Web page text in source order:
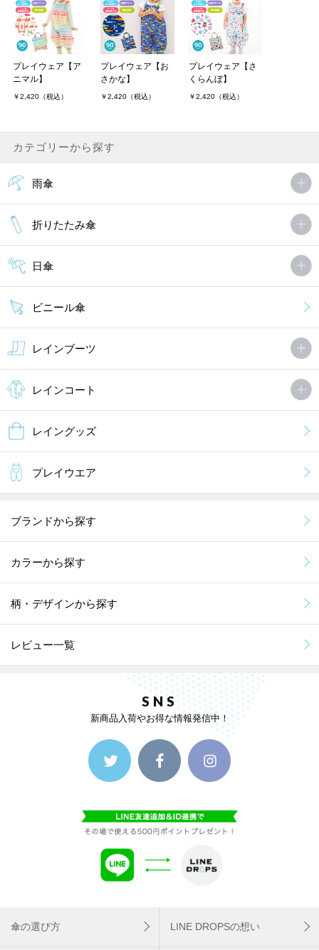
プレイウェア【ア
ニマル】
￥2,420（税込）
プレイウェア【お
さかな】
￥2,420（税込）
プレイウェア【さ
くらんぼ】
￥2,420（税込）
カテゴリーから探す
雨傘
折りたたみ傘
日傘
ビニール傘
レインブーツ
レインコート
レイングッズ
プレイウエア
ブランドから探す
カラーから探す
柄・デザインから探す
レビュー一覧
SNS
新商品入荷やお得な情報発信中！
傘の選び方 LINE DROPSの想い